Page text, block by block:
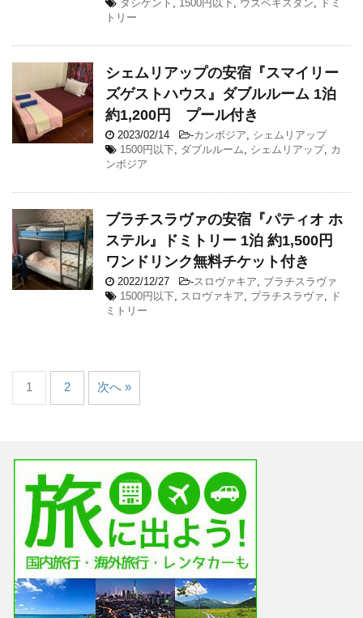
タシケント
1500円以下 ウズベキスタン
ドミ
トリー
シェムリアップの安宿『スマイリー
ズゲストハウス』ダブルルーム 1泊
約1,200円 プール付き
2023/02/14 -カンボジア
シェムリアップ
1500円以下 ダブルルーム シェムリアップ, カ
ンボジア
ブラチスラヴァの安宿『パティオ ホ
ステル』ドミトリー 1泊 約1,500円
ワンドリンク無料チケット付き
2022/12/27 -スロヴァキア
ブラチスラヴァ
1500円以下
スロヴァキア ブラチスラヴァ
ド
ミトリー
1 2 次へ »